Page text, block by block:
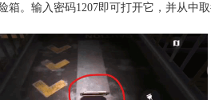
。输入密码1207即可打开它，并从中